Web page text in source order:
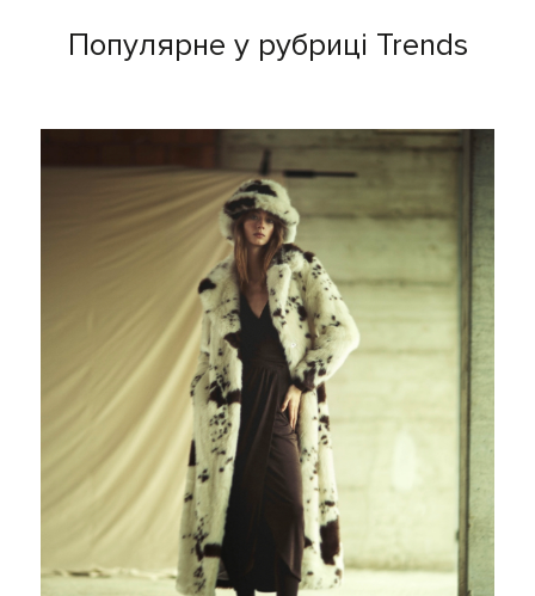
Популярне у рубриці Trends